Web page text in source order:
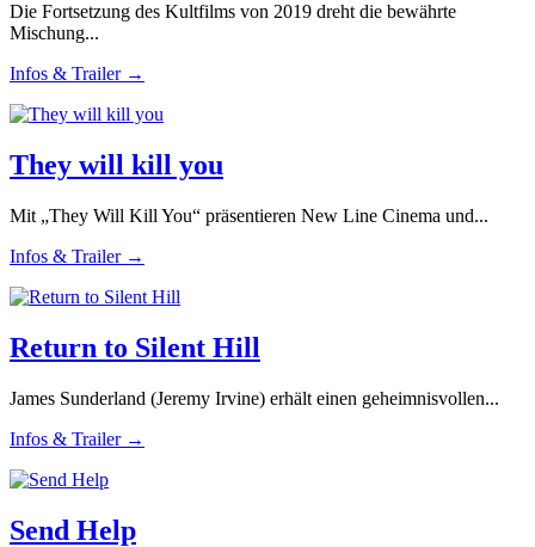
Die Fortsetzung des Kultfilms von 2019 dreht die bewährte
Mischung...
Infos & Trailer →
They will kill you
Mit „They Will Kill You“ präsentieren New Line Cinema und...
Infos & Trailer →
Return to Silent Hill
James Sunderland (Jeremy Irvine) erhält einen geheimnisvollen...
Infos & Trailer →
Send Help